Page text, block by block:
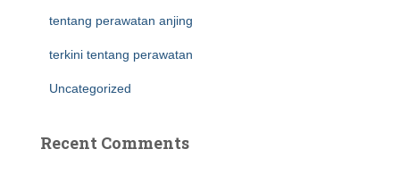
tentang perawatan anjing
terkini tentang perawatan
Uncategorized
Recent Comments